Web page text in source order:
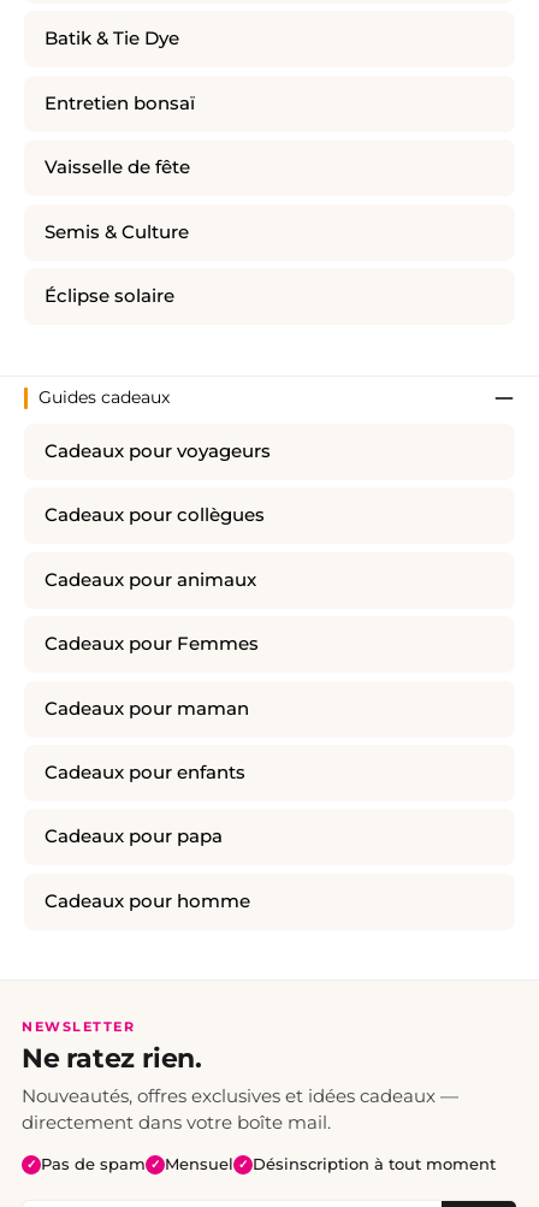
Batik & Tie Dye
Entretien bonsaï
Vaisselle de fête
Semis & Culture
Éclipse solaire
Guides cadeaux
Cadeaux pour voyageurs
Cadeaux pour collègues
Cadeaux pour animaux
Cadeaux pour Femmes
Cadeaux pour maman
Cadeaux pour enfants
Cadeaux pour papa
Cadeaux pour homme
NEWSLETTER
Ne ratez rien.
Nouveautés, offres exclusives et idées cadeaux —
directement dans votre boîte mail.
✓ Pas de spam ✓ Mensuel ✓ Désinscription à tout moment